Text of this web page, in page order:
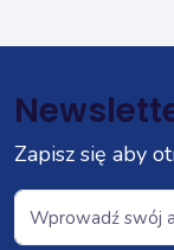
Zapisz się aby